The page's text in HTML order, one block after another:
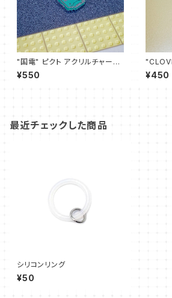
"国電" ピクト アクリルチャーム
(エメラルド)
¥550 ¥450
最近チェックした商品
シリコンリング
¥50